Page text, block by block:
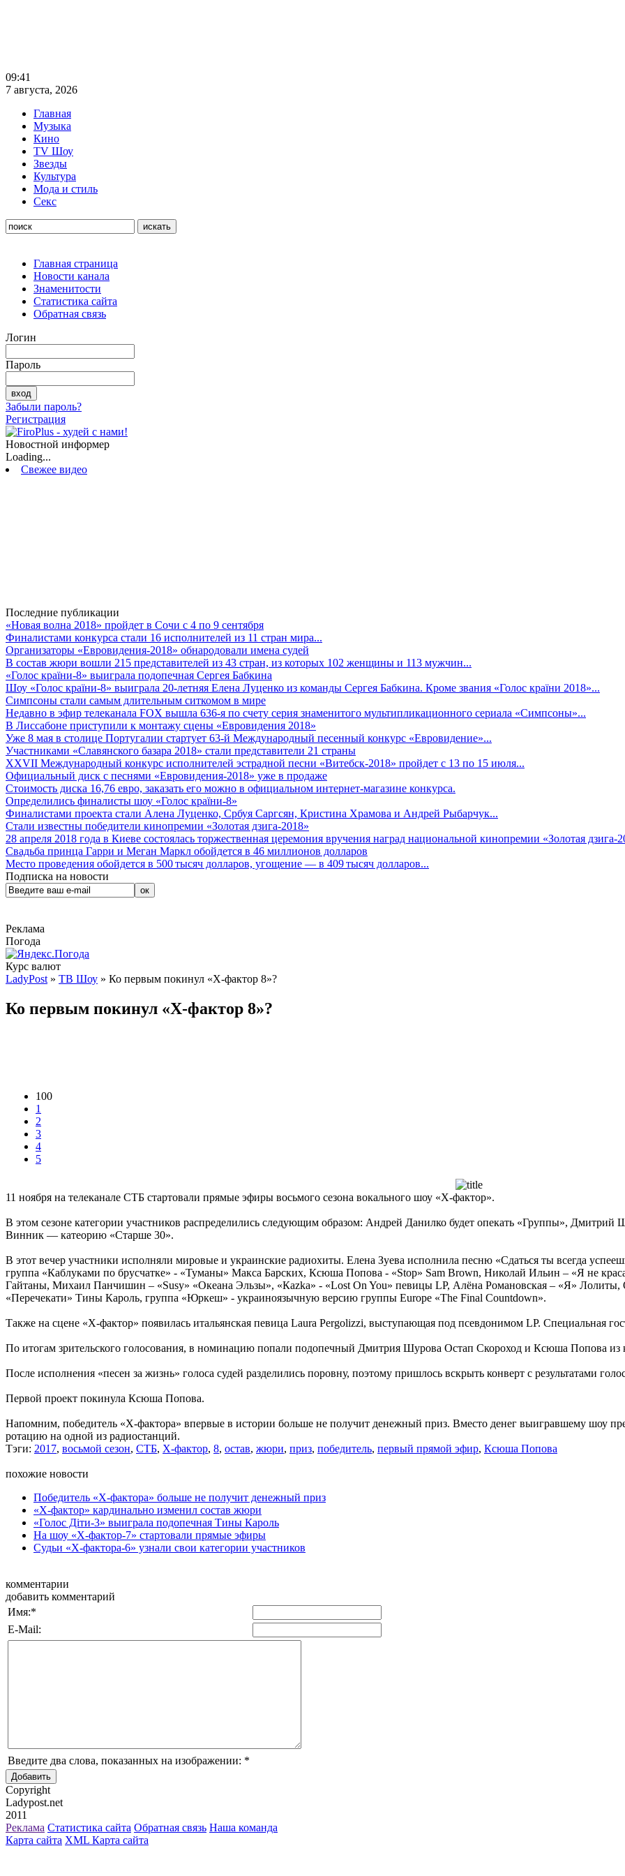
09:41
7 августа, 2026
Главная
Музыка
Кино
TV Шоу
Звезды
Культура
Мода и стиль
Секс
Главная страница
Новости канала
Знаменитости
Статистика сайта
Обратная связь
Логин
Пароль
Забыли пароль?
Регистрация
Новостной информер
Loading...
Свежее видео
Последние публикации
«Новая волна 2018» пройдет в Сочи с 4 по 9 сентября
Финалистами конкурса стали 16 исполнителей из 11 стран мира...
Организаторы «Евровидения-2018» обнародовали имена судей
В состав жюри вошли 215 представителей из 43 стран, из которых 102 женщины и 113 мужчин...
«Голос країни-8» выиграла подопечная Сергея Бабкина
Шоу «Голос країни-8» выиграла 20-летняя Елена Луценко из команды Сергея Бабкина. Кроме звания «Голос країни 2018»...
Симпсоны стали самым длительным ситкомом в мире
Недавно в эфир телеканала FOX вышла 636-я по счету серия знаменитого мультипликационного сериала «Симпсоны»...
В Лиссабоне приступили к монтажу сцены «Евровидения 2018»
Уже 8 мая в столице Португалии стартует 63-й Международный песенный конкурс «Евровидение»...
Участниками «Славянского базара 2018» стали представители 21 страны
XXVII Международный конкурс исполнителей эстрадной песни «Витебск-2018» пройдет с 13 по 15 июля...
Официальный диск с песнями «Евровидения-2018» уже в продаже
Стоимость диска 16,76 евро, заказать его можно в официальном интернет-магазине конкурса.
Определились финалисты шоу «Голос країни-8»
Финалистами проекта стали Алена Луценко, Србуя Саргсян, Кристина Храмова и Андрей Рыбарчук...
Стали известны победители кинопремии «Золотая дзига-2018»
28 апреля 2018 года в Киеве состоялась торжественная церемония вручения наград национальной кинопремии «Золотая дзига-
Свадьба принца Гарри и Меган Маркл обойдется в 46 миллионов долларов
Место проведения обойдется в 500 тысяч долларов, угощение — в 409 тысяч долларов...
Подписка на новости
Реклама
Погода
Курс валют
LadyPost » ТВ Шоу » Ко первым покинул «Х-фактор 8»?
Ко первым покинул «Х-фактор 8»?
100
1
2
3
4
5
11 ноября на телеканале СТБ стартовали прямые эфиры восьмого сезона вокального шоу «Х-фактор».
В этом сезоне категории участников распределились следующим образом: Андрей Данилко будет опекать «Группы»,
Винник — катеорию «Старше 30».
В этот вечер участники исполняли мировые и украинские радиохиты. Елена Зуева исполнила песню «Сдаться ты всегда
группа «Каблуками по брусчатке» - «Туманы» Макса Барских, Ксюша Попова - «Stop» Sam Brown, Николай Ильин – «Я не
Гайтаны, Михаил Панчишин – «Susy» «Океана Эльзы», «Каzkа» - «Lost On You» певицы LP, Алёна Романовская – «Я» Лолиты,
«Перечекати» Тины Кароль, группа «Юркеш» - украиноязычную версию группы Europe «The Final Countdown».
Также на сцене «Х-фактор» появилась итальянская певица Laura Pergolizzi, выступающая под псевдонимом LP. Специальная
По итогам зрительского голосования, в номинацию попали подопечный Дмитрия Шурова Остап Скороход и Ксюша Попова
После исполнения «песен за жизнь» голоса судей разделились поровну, поэтому пришлось вскрыть конверт с результатами
Первой проект покинула Ксюша Попова.
Напомним, победитель «Х-фактора» впервые в истории больше не получит денежный приз. Вместо денег выигравшему шоу
ротацию на одной из радиостанций.
Тэги: 2017, восьмой сезон, СТБ, Х-фактор, 8, остав, жюри, приз, победитель, первый прямой эфир, Ксюша Попова
похожие новости
Победитель «Х-фактора» больше не получит денежный приз
«Х-фактор» кардинально изменил состав жюри
«Голос Діти-3» выиграла подопечная Тины Кароль
На шоу «Х-фактор-7» стартовали прямые эфиры
Судьи «Х-фактора-6» узнали свои категории участников
комментарии
добавить комментарий
Имя:*
E-Mail:
Введите два слова, показанных на изображении: *
Copyright
Ladypost.net
2011
Реклама Статистика сайта Обратная связь Наша команда
Карта сайта XML Карта сайта